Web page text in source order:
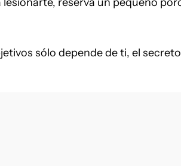
sólo depende de ti, el